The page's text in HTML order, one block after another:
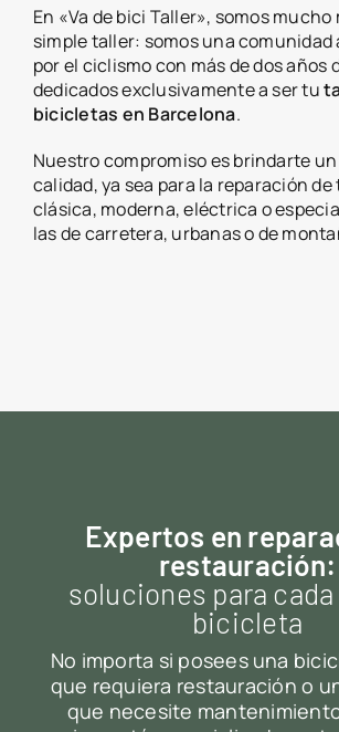
En «Va de bici Taller», somos mucho
simple taller: somos una comunidad
por el ciclismo con más de dos años
dedicados exclusivamente a ser tu
bicicletas en Barcelona.
Nuestro compromiso es brindarte
calidad, ya sea para la reparación
clásica, moderna, eléctrica o
las de carretera, urbanas o de
Expertos en
restauración:
soluciones para
bicicleta
No importa si posees una
que requiera restauración o
que necesite